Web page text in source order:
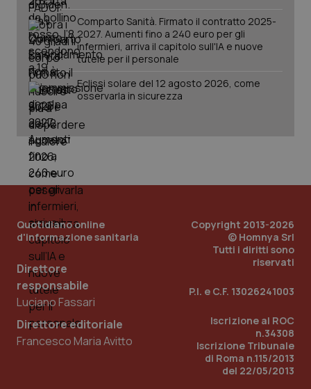
Comparto Sanità. Firmato il contratto 2025-
2027. Aumenti fino a 240 euro per gli
infermieri, arriva il capitolo sull'IA e nuove
tutele per il personale
Eclissi solare del 12 agosto 2026, come
osservarla in sicurezza
Quotidiano online
d'informazione sanitaria
Direttore
responsabile
Luciano Fassari
Direttore editoriale
Francesco Maria Avitto
Copyright 2013-2026
© Homnya Srl
Tutti i diritti sono
riservati
P.I. e C.F. 13026241003
Iscrizione al ROC
n.34308
Iscrizione Tribunale
di Roma n.115/2013
del 22/05/2013
PHPSESSID
www.quotidianosanita.it
.quotidianosanita.it
1